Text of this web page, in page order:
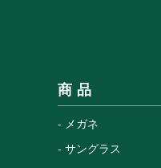
商 品
メガネ
サングラス